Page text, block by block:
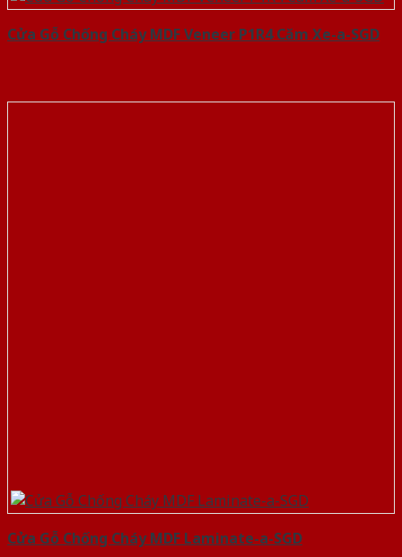
Cửa Gỗ Chống Cháy MDF Veneer P1R4 Căm Xe-a-SGD
Cửa Gỗ Chống Cháy MDF Laminate-a-SGD